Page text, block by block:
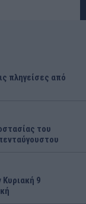
πληγείσες από
του
Κυριακή 9